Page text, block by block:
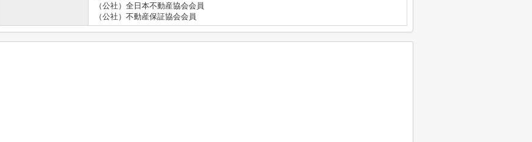
（公社）全日本不動産協会会員
（公社）不動産保証協会会員